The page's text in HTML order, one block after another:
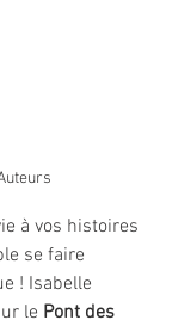
à vos histoires
se faire
! Isabelle
le Pont des